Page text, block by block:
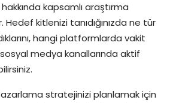
kapsamlı araştırma
Hedef kitlenizi tanıdığınızda ne tür
hangi platformlarda vakit
medya kanallarında aktif
stratejinizi planlamak için